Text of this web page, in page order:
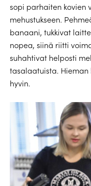
sopi parhaiten kovien
mehustukseen.
banaani, tukkivat
nopea, siinä riitti
suhahtivat helposti
tasalaatuista.
hyvin.